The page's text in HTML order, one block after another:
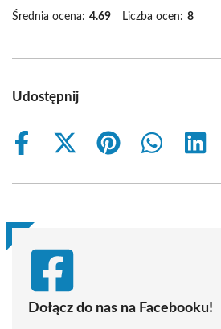
Średnia ocena: 4.69 Liczba ocen: 8
Udostępnij
Share
Share
(Twitter)
Share
Share
Share
Dołącz do nas na Facebooku!